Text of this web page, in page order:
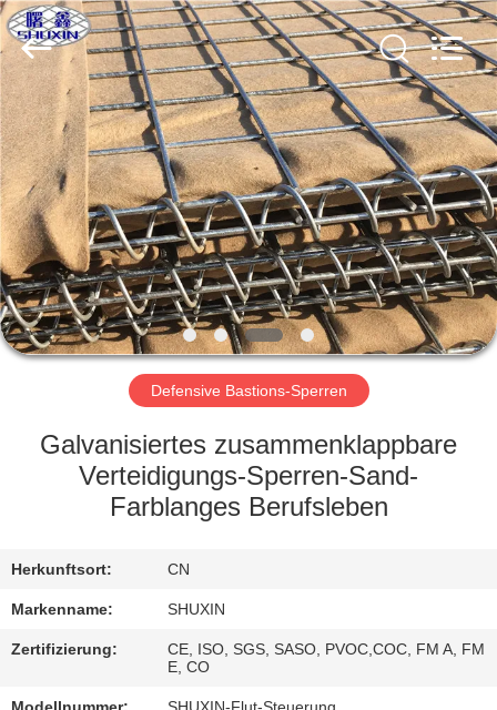
HEIM
PRODUKTE
ÜBER
UNS
WERKSBESICHTIGUNG
QUALITÄTSKONTROLLE
KONTAKT
UNS
NACHRICHTEN
Wire
Mesh
Co.,
Ltd..
All
Rights
Reserved.
Defensive Bastions-Sperren
Galvanisiertes zusammenklappbare
Verteidigungs-Sperren-Sand-
Farblanges Berufsleben
Herkunftsort: CN
Markenname: SHUXIN
Zertifizierung:
CE, ISO, SGS, SASO, PVOC,COC, FM A, FM
E, CO